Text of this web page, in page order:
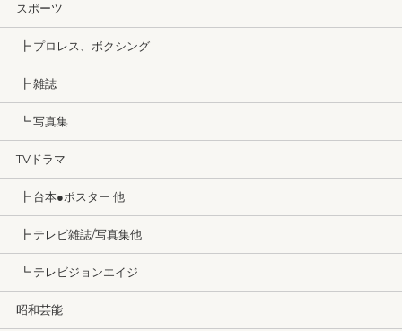
スポーツ
┣ プロレス、ボクシング
┣ 雑誌
┗ 写真集
TVドラマ
┣ 台本●ポスター 他
┣ テレビ雑誌/写真集他
┗ テレビジョンエイジ
昭和芸能